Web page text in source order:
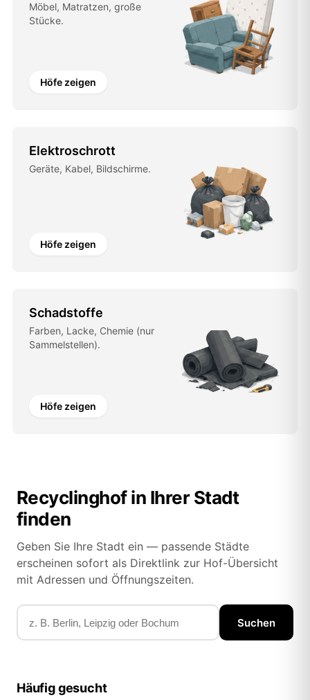
Möbel, Matratzen, große
Stücke.
Höfe zeigen
Elektroschrott
Geräte, Kabel, Bildschirme.
Höfe zeigen
Schadstoffe
Farben, Lacke, Chemie (nur
Sammelstellen).
Höfe zeigen
Recyclinghof in Ihrer Stadt
finden
Geben Sie Ihre Stadt ein — passende Städte
erscheinen sofort als Direktlink zur Hof-Übersicht
mit Adressen und Öffnungszeiten.
Suchen
Häufig gesucht